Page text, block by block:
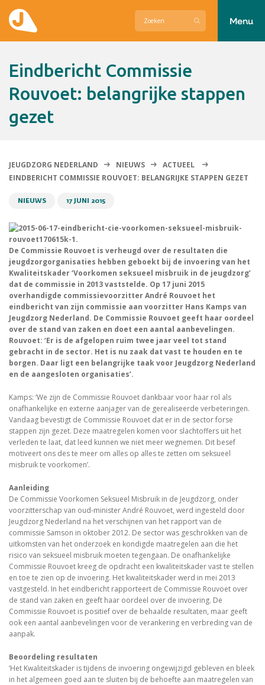
Over Jeugdzorg Nederland
Menu
Eindbericht Commissie
Rouvoet: belangrijke stappen
gezet
JEUGDZORG NEDERLAND NIEUWS
ACTUEEL
EINDBERICHT COMMISSIE ROUVOET: BELANGRIJKE STAPPEN GEZET
NIEUWS 17 JUNI 2015
De Commissie Rouvoet is verheugd over de resultaten die
jeugdzorgorganisaties hebben geboekt bij de invoering van het
Kwaliteitskader ‘Voorkomen seksueel misbruik in de jeugdzorg’
dat de commissie in 2013 vaststelde. Op 17 juni 2015
overhandigde commissievoorzitter André Rouvoet het
eindbericht van zijn commissie aan voorzitter Hans Kamps van
Jeugdzorg Nederland. De Commissie Rouvoet geeft haar oordeel
over de stand van zaken en doet een aantal aanbevelingen.
Rouvoet: ‘Er is de afgelopen ruim twee jaar veel tot stand
gebracht in de sector. Het is nu zaak dat vast te houden en te
borgen. Daar ligt een belangrijke taak voor Jeugdzorg Nederland
en de aangesloten organisaties’.
Kamps: ‘We zijn de Commissie Rouvoet dankbaar voor haar rol als
onafhankelijke en externe aanjager van de gerealiseerde verbeteringen.
Vandaag bevestigt de Commissie Rouvoet dat er in de sector forse
stappen zijn gezet. Deze maatregelen komen voor slachtoffers uit het
verleden te laat, dat leed kunnen we niet meer wegnemen. Dit besef
motiveert ons des te meer om alles op alles te zetten om seksueel
misbruik te voorkomen’.
Aanleiding
De Commissie Voorkomen Seksueel Misbruik in de Jeugdzorg, onder
voorzitterschap van oud-minister André Rouvoet, werd ingesteld door
Jeugdzorg Nederland na het verschijnen van het rapport van de
commissie Samson in oktober 2012. De sector was geschrokken van de
uitkomsten van het onderzoek en kondigde maatregelen aan die het
risico van seksueel misbruik moeten tegengaan. De onafhankelijke
Commissie Rouvoet kreeg de opdracht een kwaliteitskader vast te stellen
en toe te zien op de invoering. Het kwaliteitskader werd in mei 2013
vastgesteld. In het eindbericht rapporteert de Commissie Rouvoet over
de stand van zaken en geeft haar oordeel over de invoering. De
Commissie Rouvoet is positief over de behaalde resultaten, maar geeft
ook een aantal aanbevelingen voor de verankering en verbreding van de
aanpak.
Beoordeling resultaten
‘Het Kwaliteitskader is tijdens de invoering ongewijzigd gebleven en bleek
in het algemeen goed aan te sluiten bij de behoefte aan maatregelen van